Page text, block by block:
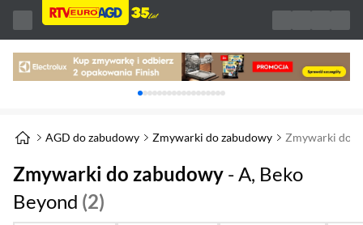
Karuzela z banerami, aktualny element 1 z
AGD do zabudowy Zmywarki do zabudowy Zmywarki do
Zmywarki do zabudowy - A, Beko
Beyond (2)